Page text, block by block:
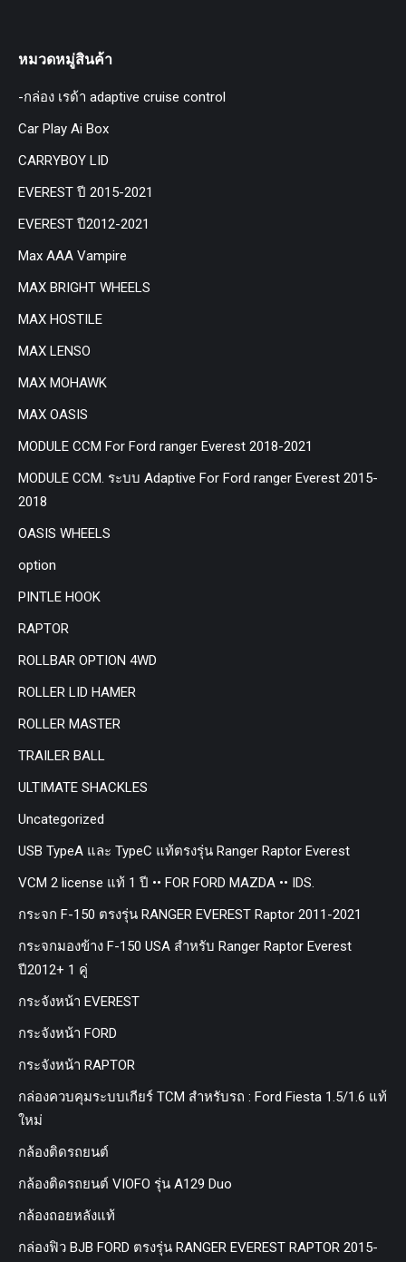
หมวดหมู่สินค้า
-กล่อง เรด้า adaptive cruise control
Car Play Ai Box
CARRYBOY LID
EVEREST ปี 2015-2021
EVEREST ปี2012-2021
Max AAA Vampire
MAX BRIGHT WHEELS
MAX HOSTILE
MAX LENSO
MAX MOHAWK
MAX OASIS
MODULE CCM For Ford ranger Everest 2018-2021
MODULE CCM. ระบบ Adaptive For Ford ranger Everest 2015-
2018
OASIS WHEELS
option
PINTLE HOOK
RAPTOR
ROLLBAR OPTION 4WD
ROLLER LID HAMER
ROLLER MASTER
TRAILER BALL
ULTIMATE SHACKLES
Uncategorized
USB TypeA และ TypeC แท้ตรงรุ่น Ranger Raptor Everest
VCM 2 license แท้ 1 ปี •• FOR FORD MAZDA •• IDS.
กระจก F-150 ตรงรุ่น RANGER EVEREST Raptor 2011-2021
กระจกมองข้าง F-150 USA สำหรับ Ranger Raptor Everest
ปี2012+ 1 คู่
กระจังหน้า EVEREST
กระจังหน้า FORD
กระจังหน้า RAPTOR
กล่องควบคุมระบบเกียร์ TCM สำหรับรถ : Ford Fiesta 1.5/1.6 แท้
ใหม่
กล้องติดรถยนต์
กล้องติดรถยนต์ VIOFO รุ่น A129 Duo
กล้องถอยหลังแท้
กล่องฟิว BJB FORD ตรงรุ่น RANGER EVEREST RAPTOR 2015-